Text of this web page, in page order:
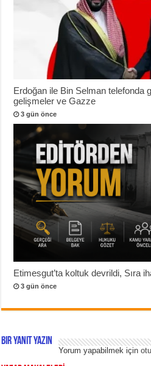
Erdoğan ile Bin Selman telefonda
gelişmeler ve Gazze
3 gün önce
Etimesgut’ta koltuk devrildi, Sıra
3 gün önce
Bir yanıt yazın
Yorum yapabilmek için